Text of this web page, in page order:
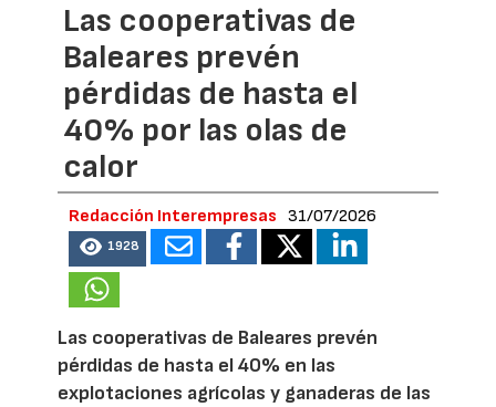
Las cooperativas de
Baleares prevén
pérdidas de hasta el
40% por las olas de
calor
Redacción Interempresas 31/07/2026
1928
Las cooperativas de Baleares prevén
pérdidas de hasta el 40% en las
explotaciones agrícolas y ganaderas de las